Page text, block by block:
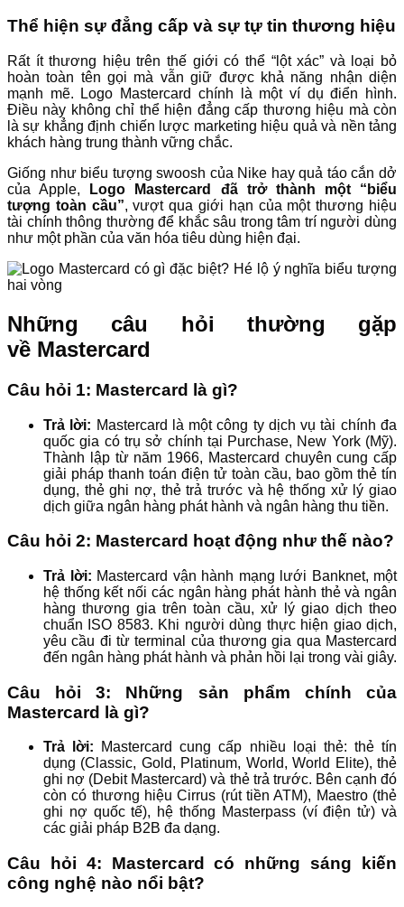
Thể hiện sự đẳng cấp và sự tự tin thương hiệu
Rất ít thương hiệu trên thế giới có thể “lột xác” và loại bỏ
hoàn toàn tên gọi mà vẫn giữ được khả năng nhận diện
mạnh mẽ. Logo Mastercard chính là một ví dụ điển hình.
Điều này không chỉ thể hiện đẳng cấp thương hiệu mà còn
là sự khẳng định chiến lược marketing hiệu quả và nền tảng
khách hàng trung thành vững chắc.
Giống như biểu tượng swoosh của Nike hay quả táo cắn dở
của Apple,
Logo Mastercard đã trở thành một “biểu
tượng toàn cầu”, vượt qua giới hạn của một thương hiệu
tài chính thông thường để khắc sâu trong tâm trí người dùng
như một phần của văn hóa tiêu dùng hiện đại.
Những câu hỏi thường gặp
về Mastercard
Câu hỏi 1: Mastercard là gì?
Trả lời: Mastercard là một công ty dịch vụ tài chính đa
quốc gia có trụ sở chính tại Purchase, New York (Mỹ).
Thành lập từ năm 1966, Mastercard chuyên cung cấp
giải pháp thanh toán điện tử toàn cầu, bao gồm thẻ tín
dụng, thẻ ghi nợ, thẻ trả trước và hệ thống xử lý giao
dịch giữa ngân hàng phát hành và ngân hàng thu tiền.
Câu hỏi 2: Mastercard hoạt động như thế nào?
Trả lời: Mastercard vận hành mạng lưới Banknet, một
hệ thống kết nối các ngân hàng phát hành thẻ và ngân
hàng thương gia trên toàn cầu, xử lý giao dịch theo
chuẩn ISO 8583. Khi người dùng thực hiện giao dịch,
yêu cầu đi từ terminal của thương gia qua Mastercard
đến ngân hàng phát hành và phản hồi lại trong vài giây.
Câu hỏi 3: Những sản phẩm chính của
Mastercard là gì?
Trả lời:
Mastercard cung cấp nhiều loại thẻ: thẻ tín
dụng (Classic, Gold, Platinum, World, World Elite), thẻ
ghi nợ (Debit Mastercard) và thẻ trả trước. Bên cạnh đó
còn có thương hiệu Cirrus (rút tiền ATM), Maestro (thẻ
ghi nợ quốc tế), hệ thống Masterpass (ví điện tử) và
các giải pháp B2B đa dạng.
Câu hỏi 4: Mastercard có những sáng kiến
công nghệ nào nổi bật?